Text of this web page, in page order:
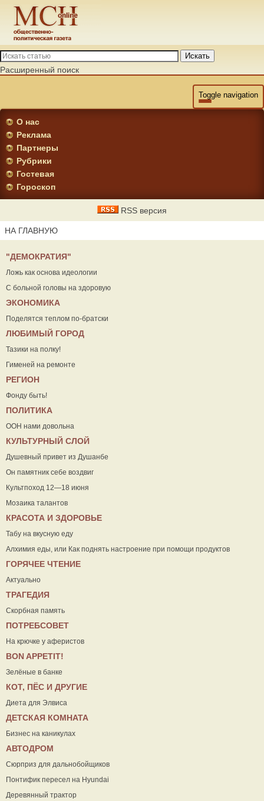
Искать
Расширенный поиск
Toggle navigation
О нас
Реклама
Партнеры
Рубрики
Гостевая
Гороскоп
RSS версия
НА ГЛАВНУЮ
"ДЕМОКРАТИЯ"
Ложь как основа идеологии
С больной головы на здоровую
ЭКОНОМИКА
Поделятся теплом по-братски
ЛЮБИМЫЙ ГОРОД
Тазики на полку!
Гименей на ремонте
РЕГИОН
Фонду быть!
ПОЛИТИКА
ООН нами довольна
КУЛЬТУРНЫЙ СЛОЙ
Душевный привет из Душанбе
Он памятник себе воздвиг
Культпоход 12—18 июня
Мозаика талантов
КРАСОТА И ЗДОРОВЬЕ
Табу на вкусную еду
Алхимия еды, или Как поднять настроение при помощи продуктов
ГОРЯЧЕЕ ЧТЕНИЕ
Актуально
ТРАГЕДИЯ
Скорбная память
ПОТРЕБСОВЕТ
На крючке у аферистов
ВON APPETIT!
Зелёные в банке
КОТ, ПЁС И ДРУГИЕ
Диета для Элвиса
ДЕТСКАЯ КОМНАТА
Бизнес на каникулах
АВТОДРОМ
Сюрприз для дальнобойщиков
Понтифик пересел на Hyundai
Деревянный трактор